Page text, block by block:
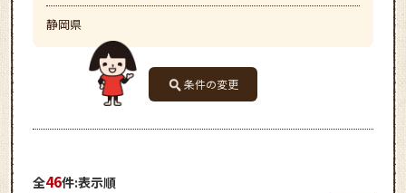
静岡県
条件の変更
全46件:表示順